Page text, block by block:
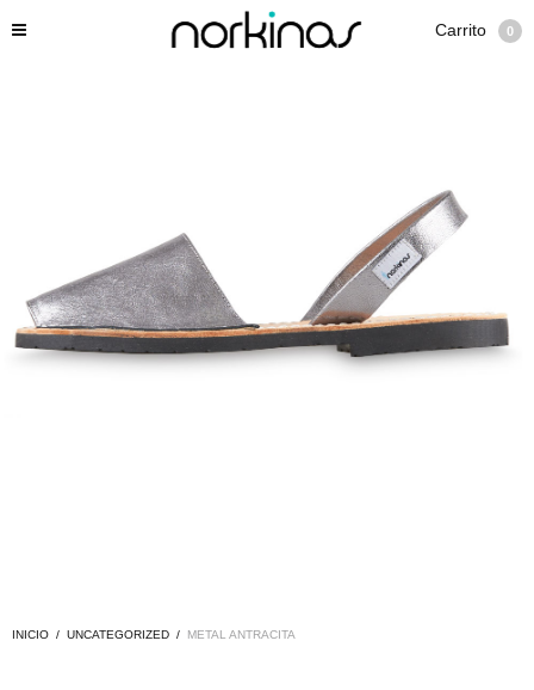
Carrito 0
INICIO / UNCATEGORIZED / METAL ANTRACITA